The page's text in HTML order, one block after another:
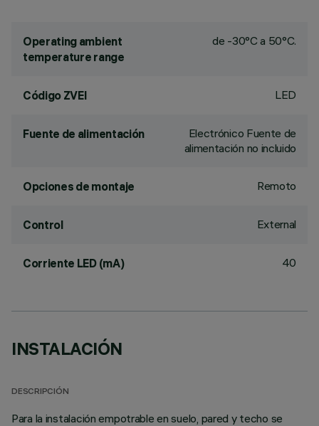
Operating ambient
temperature range
de -30°C a 50°C.
Código ZVEI LED
Fuente de alimentación
Electrónico Fuente de
alimentación no incluido
Opciones de montaje Remoto
Control External
Corriente LED (mA) 40
INSTALACIÓN
DESCRIPCIÓN
Para la instalación empotrable en suelo, pared y techo se